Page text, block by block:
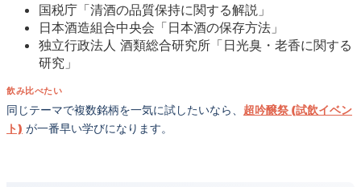
国税庁「清酒の品質保持に関する解説」
日本酒造組合中央会「日本酒の保存方法」
独立行政法人 酒類総合研究所「日光臭・老香に関する
研究」
飲み比べたい
同じテーマで複数銘柄を一気に試したいなら、 超吟醸祭 (試飲イベン
ト) が一番早い学びになります。